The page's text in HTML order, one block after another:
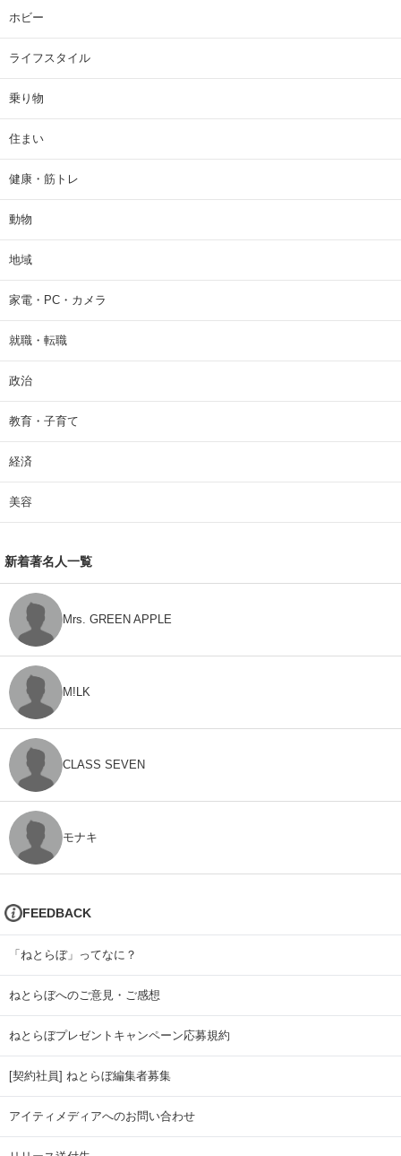
ホビー
ライフスタイル
乗り物
住まい
健康・筋トレ
動物
地域
家電・PC・カメラ
就職・転職
政治
教育・子育て
経済
美容
新着著名人一覧
Mrs. GREEN APPLE
M!LK
CLASS SEVEN
モナキ
FEEDBACK
「ねとらぼ」ってなに？
ねとらぼへのご意見・ご感想
ねとらぼプレゼントキャンペーン応募規約
[契約社員] ねとらぼ編集者募集
アイティメディアへのお問い合わせ